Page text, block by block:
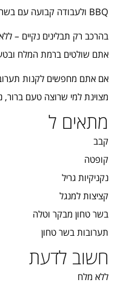
BBQ ולעבודה קבועה עם בשר טחון.
בהרכב רק תבלינים נקיים –
אתם שולטים ברמת המלח
אם אתם מחפשים לקנות
מצוינת למי שרוצה טעם
מתאים ל
קבב
קופטה
נקניקיות גריל
קציצות למנגל
בשר טחון מבקר וטלה
תערובות בשר טחון
חשוב לדעת
ללא מלח